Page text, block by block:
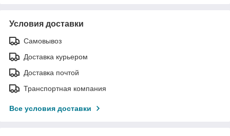
Условия доставки
Самовывоз
Доставка курьером
Доставка почтой
Транспортная компания
Все условия доставки